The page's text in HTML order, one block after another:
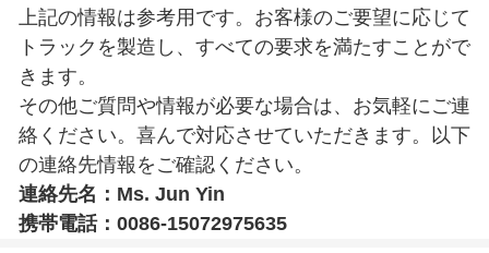
上記の情報は参考用です。お客様のご要望に応じて
トラックを製造し、すべての要求を満たすことがで
きます。
その他ご質問や情報が必要な場合は、お気軽にご連
絡ください。喜んで対応させていただきます。以下
の連絡先情報をご確認ください。
連絡先名：Ms. Jun Yin
携帯電話：0086-15072975635